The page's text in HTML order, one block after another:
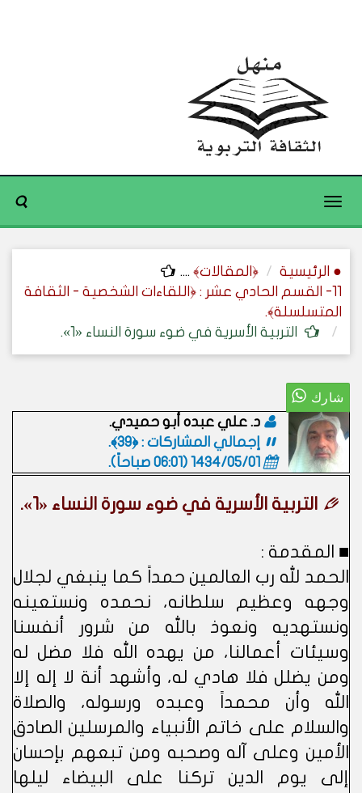
Toggle
● الرئيسية ﴿المقالات﴾ ....
11- القسم الحادي عشر : ﴿اللقاءات الشخصية - الثقافة
المتسلسلة﴾.
التربية الأسرية في ضوء سورة النساء «1».
د. علي عبده أبو حميدي.
إجمالي المشاركات : ﴿39﴾.
1434/05/01 (06:01 صباحاً)
.
التربية الأسرية في ضوء سورة النساء «1».
■ المقدمة :
الحمد لله رب العالمين حمداً كما ينبغي لجلال
وجهه وعظيم سلطانه، نحمده ونستعينه
ونستهديه ونعوذ بالله من شرور أنفسنا
وسيئات أعمالنا، من يهده الله فلا مضل له
ومن يضلل فلا هادي له، وأشهد أنة لا إله إلا
الله وأن محمداً وعبده ورسوله، والصلاة
والسلام على خاتم الأنبياء والمرسلين الصادق
الأمين وعلى آله وصحبه ومن تبعهم بإحسان
إلى يوم الدين تركنا على البيضاء ليلها